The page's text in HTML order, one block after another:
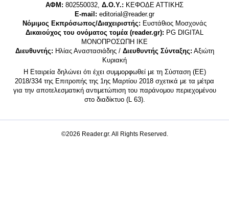
ΑΦΜ: 802550032, Δ.Ο.Υ.: ΚΕΦΟΔΕ ΑΤΤΙΚΗΣ
E-mail: editorial@reader.gr
Νόμιμος Εκπρόσωπος/Διαχειριστής: Ευστάθιος Μοσχονάς
Δικαιούχος του ονόματος τομέα (reader.gr): PG DIGITAL
MONΟΠΡΟΣΩΠΗ ΙΚΕ
Διευθυντής: Ηλίας Αναστασιάδης / Διευθυντής Σύνταξης: Αξιώτη
Κυριακή
Η Εταιρεία δηλώνει ότι έχει συμμορφωθεί με τη Σύσταση (ΕΕ)
2018/334 της Επιτροπής της 1ης Μαρτίου 2018 σχετικά με τα μέτρα
για την αποτελεσματική αντιμετώπιση του παράνομου περιεχομένου
στο διαδίκτυο (L 63).
©2026 Reader.gr. All Rights Reserved.